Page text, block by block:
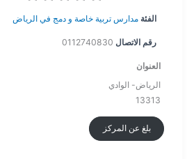
الفئة مدارس تربية خاصة و دمج في الرياض
رقم الاتصال 0112740830
العنوان
الرياض- الوادي
13313
بلغ عن المركز